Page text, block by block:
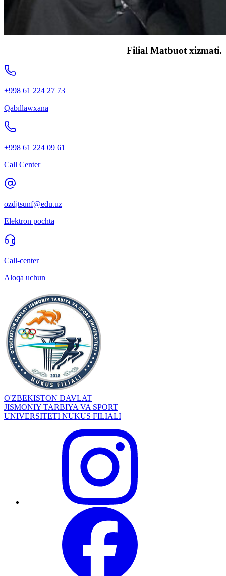
Filial Matbuot xizmati.
+998 61 224 27 73
Qabıllawxana
+998 61 224 09 61
Call Center
ozdjtsunf@edu.uz
Elektron pochta
Call-center
Aloqa uchun
O'ZBEKISTON DAVLAT
JISMONIY TARBIYA VA SPORT
UNIVERSITETI NUKUS FILIALI